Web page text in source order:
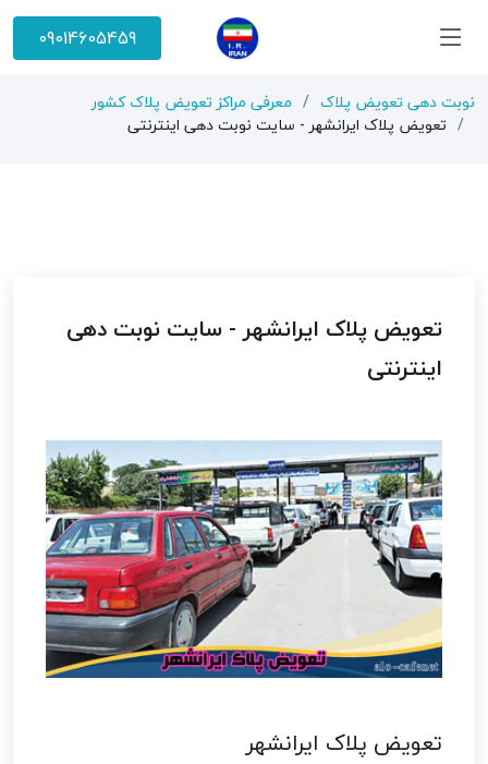
09014605459
نوبت دهی تعویض پلاک
معرفی مراکز تعویض پلاک کشور
تعویض پلاک ایرانشهر - سایت نوبت دهی اینترنتی
تعویض پلاک ایرانشهر - سایت نوبت دهی
اینترنتی
تعویض پلاک ایرانشهر